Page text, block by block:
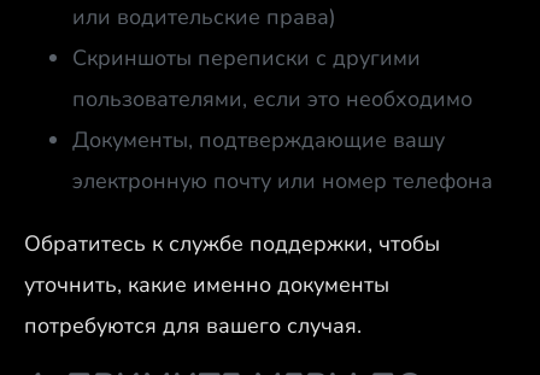
или водительские права)
Скриншоты переписки с другими
пользователями, если это необходимо
Документы, подтверждающие вашу
электронную почту или номер телефона
Обратитесь к службе поддержки, чтобы
уточнить, какие именно документы
потребуются для вашего случая.